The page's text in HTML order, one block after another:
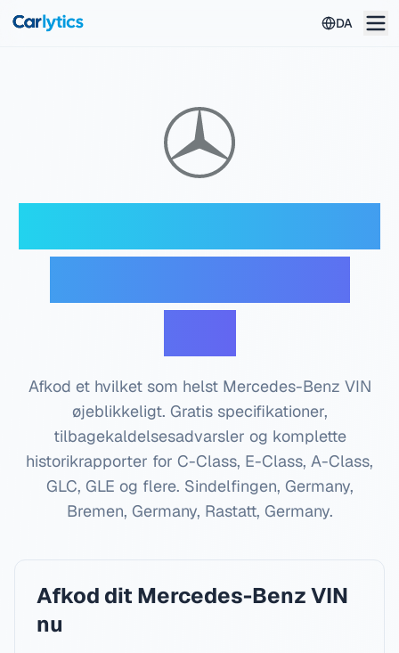
DA
Afkod et hvilket som helst Mercedes-Benz VIN
øjeblikkeligt. Gratis specifikationer,
tilbagekaldelsesadvarsler og komplette
historikrapporter for C-Class, E-Class, A-Class,
GLC, GLE og flere. Sindelfingen, Germany,
Bremen, Germany, Rastatt, Germany.
Afkod dit Mercedes-Benz VIN
nu